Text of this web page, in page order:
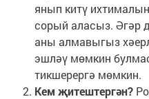
янып китү
сорый аласыз. Әгәр
аны алмавыгыз
эшләү мөмкин
тикшерергә мөмкин.
Кем җитештергән?